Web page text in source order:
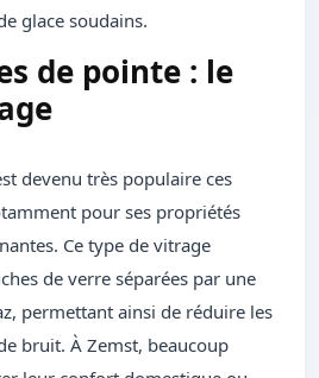
glace soudains.
de pointe : le
devenu très populaire ces
pour ses propriétés
Ce type de vitrage
de verre séparées par une
permettant ainsi de réduire les
bruit. À Zemst, beaucoup